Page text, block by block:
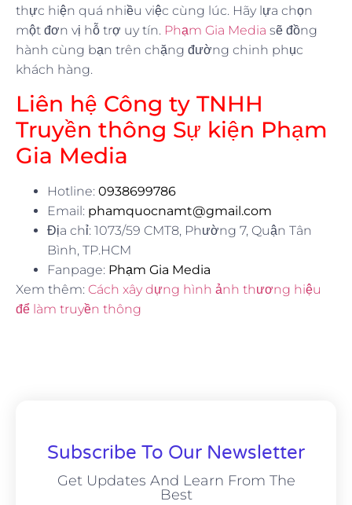
thực hiện quá nhiều việc cùng lúc. Hãy lựa chọn
một đơn vị hỗ trợ uy tín. Phạm Gia Media sẽ đồng
hành cùng bạn trên chặng đường chinh phục
khách hàng.
Liên hệ Công ty TNHH
Truyền thông Sự kiện Phạm
Gia Media
Hotline: 0938699786
Email: phamquocnamt@gmail.com
Địa chỉ: 1073/59 CMT8, Phường 7, Quận Tân
Bình, TP.HCM
Fanpage: Phạm Gia Media
Xem thêm: Cách xây dựng hình ảnh thương hiệu
để làm truyền thông
Subscribe To Our Newsletter
Get Updates And Learn From The
Best